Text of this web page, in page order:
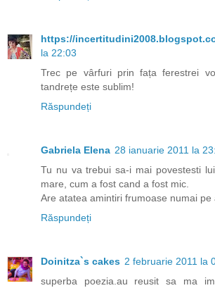
https://
la 22:03
Trec pe vârfuri prin fața ferestrei
tandrețe este sublim!
Răspundeți
Gabriela Elena 28 ianuarie 2011 la
Tu nu va trebui sa-i mai povestesti
mare, cum a fost cand a fost mic.
Are atatea amintiri frumoase numai pe
Răspundeți
Doinitza`s cakes 2 februarie 2011 la
superba poezia.au reusit sa ma